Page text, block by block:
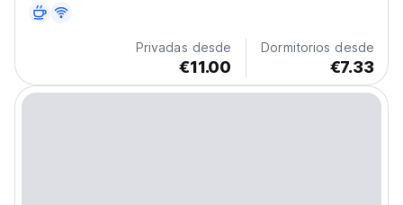
Privadas desde
€11.00
Dormitorios desde
€7.33